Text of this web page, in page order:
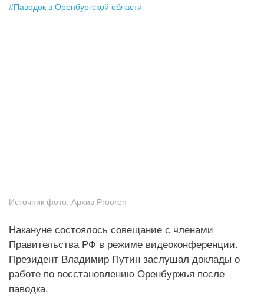
#Паводок в Оренбургской области
Источник фото: Архив Prooren
Накануне состоялось совещание с членами
Правительства РФ в режиме видеоконференции.
Президент Владимир Путин заслушал доклады о
работе по восстановлению Оренбуржья после
паводка.